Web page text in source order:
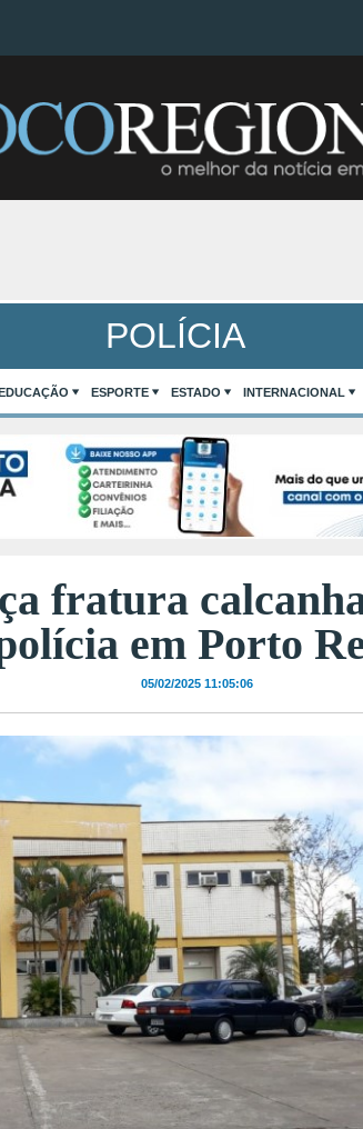
POLÍCIA
ESPORTE ESTADO INTERNACIONAL
fratura
em Porto
05/02/2025 11:05:06